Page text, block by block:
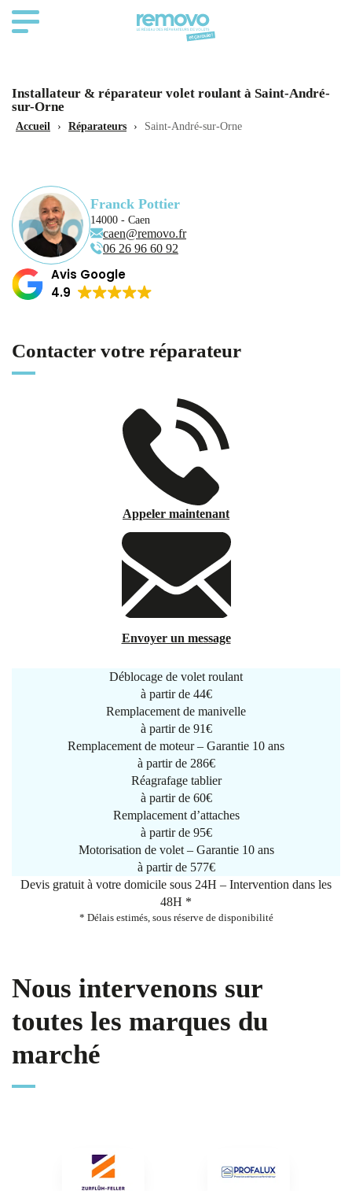
Installateur & réparateur volet roulant à Saint-André-
sur-Orne
Accueil › Réparateurs › Saint-André-sur-Orne
Franck Pottier
14000 - Caen
caen@removo.fr
06 26 96 60 92
Avis Google
4.9
Contacter votre réparateur
Appeler maintenant
Envoyer un message
Déblocage de volet roulant
à partir de 44€
Remplacement de manivelle
à partir de 91€
Remplacement de moteur – Garantie 10 ans
à partir de 286€
Réagrafage tablier
à partir de 60€
Remplacement d’attaches
à partir de 95€
Motorisation de volet – Garantie 10 ans
à partir de 577€
Devis gratuit à votre domicile sous 24H – Intervention dans les
48H *
* Délais estimés, sous réserve de disponibilité
Nous intervenons sur
toutes les marques du
marché